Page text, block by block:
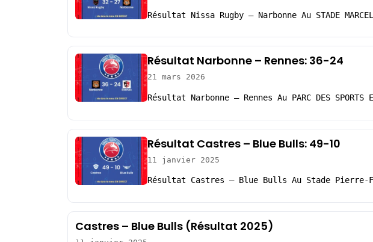
Résultat Nissa Rugby – Narbonne Au STADE
Résultat Narbonne – Rennes: 36-24
21 mars 2026
Résultat Narbonne – Rennes Au PARC DES
Résultat Castres – Blue Bulls: 49-10
11 janvier 2025
Résultat Castres – Blue Bulls Au Stade
Castres – Blue Bulls (Résultat 2025)